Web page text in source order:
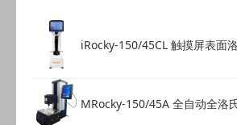
iRocky-150/45CL 触摸屏表面
MRocky-150/45A 全自动全洛